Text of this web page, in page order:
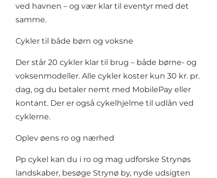
ved havnen – og vær klar til eventyr med det
samme.
Cykler til både børn og voksne
Der står 20 cykler klar til brug – både børne- og
voksenmodeller. Alle cykler koster kun 30 kr. pr.
dag, og du betaler nemt med MobilePay eller
kontant. Der er også cykelhjelme til udlån ved
cyklerne.
Oplev øens ro og nærhed
Pp cykel kan du i ro og mag udforske Strynøs
landskaber, besøge Strynø by, nyde udsigten